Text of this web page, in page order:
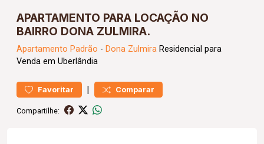
APARTAMENTO PARA LOCAÇÃO NO
BAIRRO DONA ZULMIRA.
Apartamento Padrão - Dona Zulmira Residencial para
Venda em Uberlândia
Favoritar | Comparar
Compartilhe: